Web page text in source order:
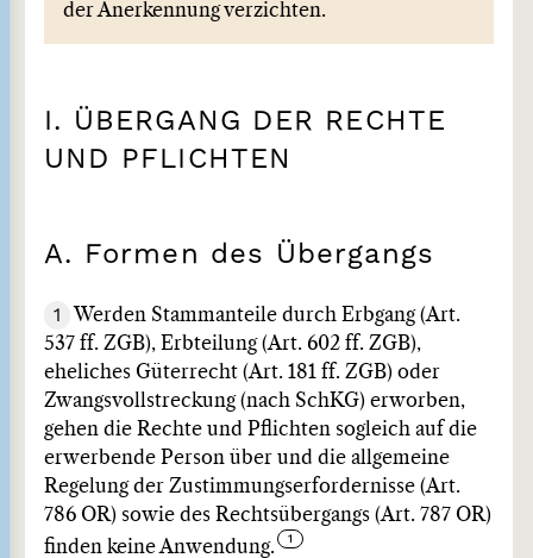
der Anerkennung verzichten.
I. ÜBERGANG DER RECHTE
UND PFLICHTEN
A. Formen des Übergangs
1
Werden Stammanteile durch Erbgang (Art.
537 ff. ZGB), Erbteilung (Art. 602 ff. ZGB),
eheliches Güterrecht (Art. 181 ff. ZGB) oder
Zwangsvollstreckung (nach SchKG) erworben,
gehen die Rechte und Pflichten sogleich auf die
erwerbende Person über und die allgemeine
Regelung der Zustimmungserfordernisse (Art.
786 OR) sowie des Rechtsübergangs (Art. 787 OR)
finden keine Anwendung.